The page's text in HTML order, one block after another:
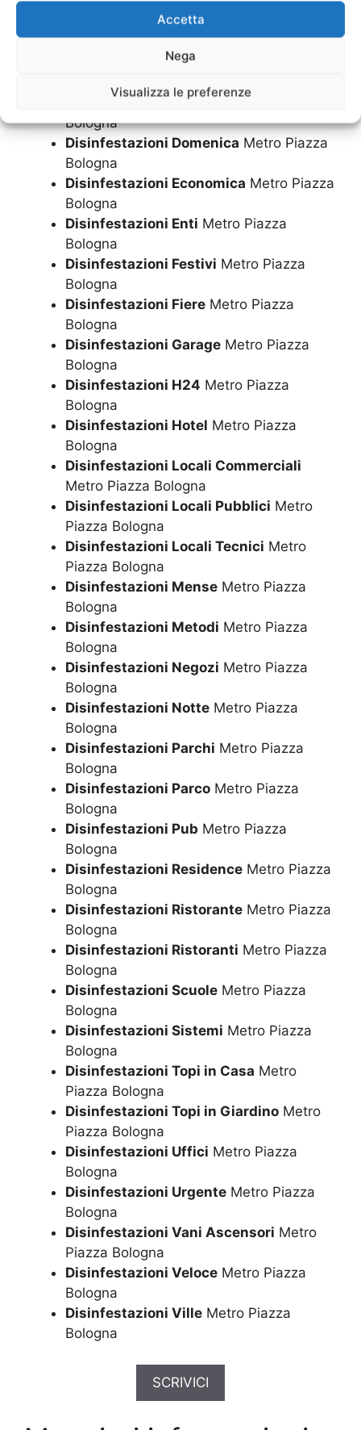
Accetta
Nega
Visualizza le preferenze
Disinfestazioni come avviene
Piazza Bologna
Disinfestazioni come si fa
Disinfestazioni Condomini
Bologna
Disinfestazioni Domenica Metro Piazza
Bologna
Disinfestazioni Economica Metro Piazza
Bologna
Disinfestazioni Enti Metro Piazza
Bologna
Disinfestazioni Festivi Metro Piazza
Bologna
Disinfestazioni Fiere Metro Piazza
Bologna
Disinfestazioni Garage Metro Piazza
Bologna
Disinfestazioni H24 Metro Piazza
Bologna
Disinfestazioni Hotel Metro Piazza
Bologna
Disinfestazioni Locali Commerciali
Metro Piazza Bologna
Disinfestazioni Locali Pubblici Metro
Piazza Bologna
Disinfestazioni Locali Tecnici Metro
Piazza Bologna
Disinfestazioni Mense Metro Piazza
Bologna
Disinfestazioni Metodi Metro Piazza
Bologna
Disinfestazioni Negozi Metro Piazza
Bologna
Disinfestazioni Notte Metro Piazza
Bologna
Disinfestazioni Parchi Metro Piazza
Bologna
Disinfestazioni Parco Metro Piazza
Bologna
Disinfestazioni Pub Metro Piazza
Bologna
Disinfestazioni Residence Metro Piazza
Bologna
Disinfestazioni Ristorante Metro Piazza
Bologna
Disinfestazioni Ristoranti Metro Piazza
Bologna
Disinfestazioni Scuole Metro Piazza
Bologna
Disinfestazioni Sistemi Metro Piazza
Bologna
Disinfestazioni Topi in Casa Metro
Piazza Bologna
Disinfestazioni Topi in Giardino Metro
Piazza Bologna
Disinfestazioni Uffici Metro Piazza
Bologna
Disinfestazioni Urgente Metro Piazza
Bologna
Disinfestazioni Vani Ascensori Metro
Piazza Bologna
Disinfestazioni Veloce Metro Piazza
Bologna
Disinfestazioni Ville Metro Piazza
Bologna
SCRIVICI